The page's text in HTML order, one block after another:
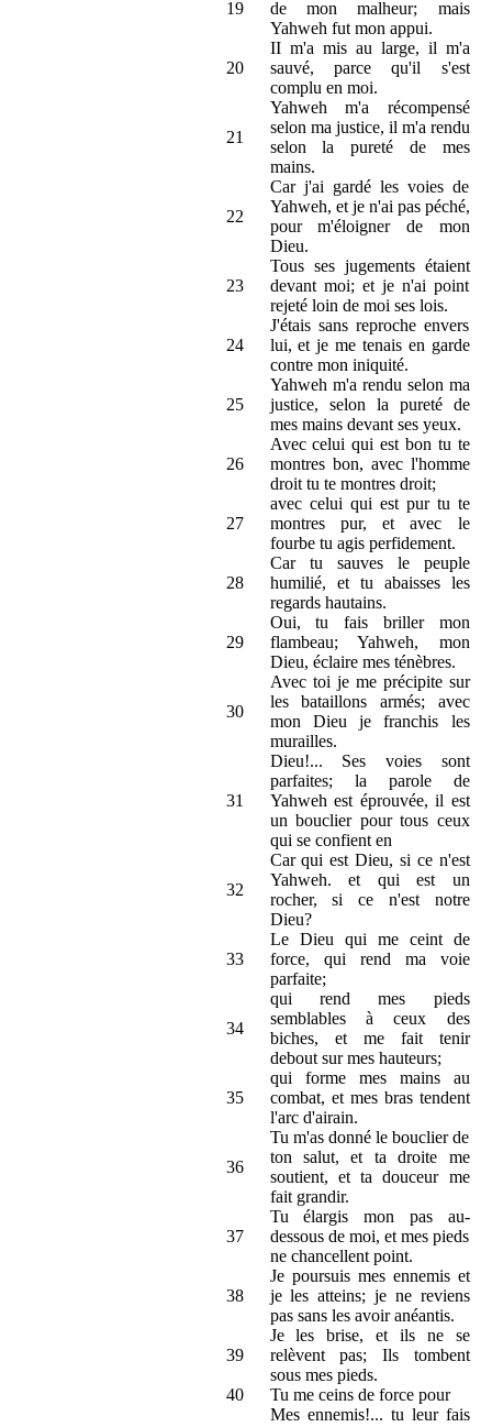
19
de mon malheur; mais
Yahweh fut mon appui.
20
II m'a mis au large, il m'a
sauvé, parce qu'il s'est
complu en moi.
21
Yahweh m'a récompensé
selon ma justice, il m'a rendu
selon la pureté de mes
mains.
22
Car j'ai gardé les voies de
Yahweh, et je n'ai pas péché,
pour m'éloigner de mon
Dieu.
23
Tous ses jugements étaient
devant moi; et je n'ai point
rejeté loin de moi ses lois.
24
J'étais sans reproche envers
lui, et je me tenais en garde
contre mon iniquité.
25
Yahweh m'a rendu selon ma
justice, selon la pureté de
mes mains devant ses yeux.
26
Avec celui qui est bon tu te
montres bon, avec l'homme
droit tu te montres droit;
27
avec celui qui est pur tu te
montres pur, et avec le
fourbe tu agis perfidement.
28
Car tu sauves le peuple
humilié, et tu abaisses les
regards hautains.
29
Oui, tu fais briller mon
flambeau; Yahweh, mon
Dieu, éclaire mes ténèbres.
30
Avec toi je me précipite sur
les bataillons armés; avec
mon Dieu je franchis les
murailles.
31
Dieu!... Ses voies sont
parfaites; la parole de
Yahweh est éprouvée, il est
un bouclier pour tous ceux
qui se confient en
32
Car qui est Dieu, si ce n'est
Yahweh. et qui est un
rocher, si ce n'est notre
Dieu?
33
Le Dieu qui me ceint de
force, qui rend ma voie
parfaite;
34
qui rend mes pieds
semblables à ceux des
biches, et me fait tenir
debout sur mes hauteurs;
35
qui forme mes mains au
combat, et mes bras tendent
l'arc d'airain.
36
Tu m'as donné le bouclier de
ton salut, et ta droite me
soutient, et ta douceur me
fait grandir.
37
Tu élargis mon pas au-
dessous de moi, et mes pieds
ne chancellent point.
38
Je poursuis mes ennemis et
je les atteins; je ne reviens
pas sans les avoir anéantis.
39
Je les brise, et ils ne se
relèvent pas; Ils tombent
sous mes pieds.
40
Tu me ceins de force pour
Mes ennemis!... tu leur fais